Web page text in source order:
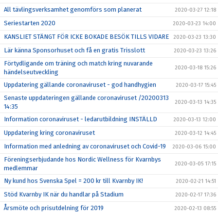
All tävlingsverksamhet genomförs som planerat 2020-03-27 12:18
Seriestarten 2020 2020-03-23 14:00
KANSLIET STÄNGT FÖR ICKE BOKADE BESÖK TILLS VIDARE 2020-03-23 13:30
Lär känna Sponsorhuset och få en gratis Trisslott 2020-03-23 13:26
Förtydligande om träning och match kring nuvarande
händelseutveckling
2020-03-18 15:26
Uppdatering gällande coronaviruset - god handhygien 2020-03-17 15:45
Senaste uppdateringen gällande coronaviruset /20200313
14:35
2020-03-13 14:35
Information coronaviruset - ledarutbildning INSTÄLLD 2020-03-13 12:00
Uppdatering kring coronaviruset 2020-03-12 14:45
Information med anledning av coronaviruset och Covid-19 2020-03-06 15:00
Föreningserbjudande hos Nordic Wellness för Kvarnbys
medlemmar
2020-03-05 17:15
Ny kund hos Svenska Spel = 200 kr till Kvarnby IK! 2020-02-21 14:51
Stöd Kvarnby IK när du handlar på Stadium 2020-02-17 17:36
Årsmöte och prisutdelning för 2019 2020-02-13 08:55